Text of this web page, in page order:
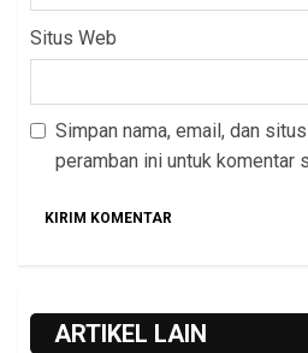
Situs Web
Simpan nama, email, dan
peramban ini untuk komentar
ARTIKEL LAIN